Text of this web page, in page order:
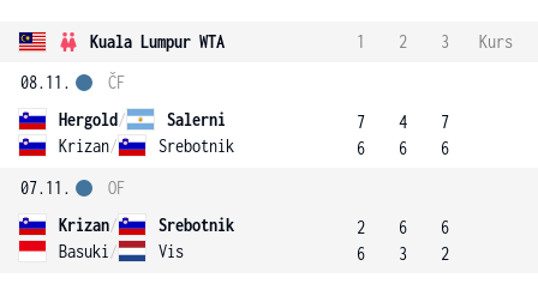
Kuala Lumpur WTA 1 2 3
Kurs
08.11.
Hergold/
Salerni
Krizan/ Srebotnik
ČF
7
6
4
6
7
6
07.11.
Krizan/
Srebotnik
Basuki / Vis
OF
2
6
6
3
6
2